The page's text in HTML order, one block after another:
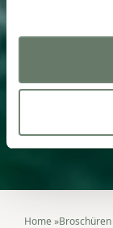
Home »Broschüren